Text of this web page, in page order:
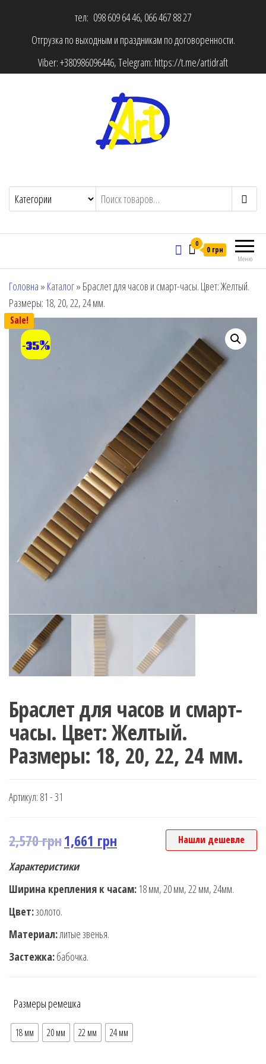
тел: 098 609 64 46, 066 467 88 27
Отгрузка по выходным и праздникам по договоренности.
Viber:+380986096446, Telegram: https://t.me/artidraft
Меню
0
0 грн
Головна » Каталог» Браслет для часов и смарт-часы. Цвет: Желтый.
Размеры: 18, 20, 22, 24 мм.
Sale!
-35%
Браслет для часов и смарт-
часы. Цвет: Желтый.
Размеры: 18, 20, 22, 24 мм.
Артикул: 81 - 31
2,570грн1,661 грн Нашли дешевле
Характеристики
Ширина крепления к часам: 18 мм, 20 мм, 22 мм, 24мм.
Цвет:золото.
Материал:литые звенья.
Застежка:бабочка.
Размеры ремешка
18 мм 20 мм 22 мм 24 мм